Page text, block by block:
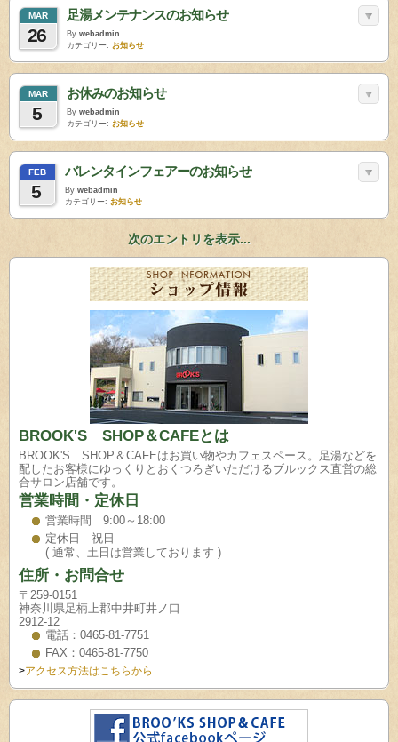
MAR
26
足湯メンテナンスのお知らせ
By webadmin
カテゴリー: お知らせ
MAR
5
お休みのお知らせ
By webadmin
カテゴリー: お知らせ
FEB
5
バレンタインフェアーのお知らせ
By webadmin
カテゴリー: お知らせ
次のエントリを表示...
BROOK'S SHOP＆CAFEとは
BROOK'S SHOP＆CAFEはお買い物やカフェスペース。足湯などを
配したお客様にゆっくりとおくつろぎいただけるブルックス直営の総
合サロン店舗です。
営業時間・定休日
営業時間 9:00～18:00
定休日 祝日
( 通常、土日は営業しております )
住所・お問合せ
〒259-0151
神奈川県足柄上郡中井町井ノ口
2912-12
電話：0465-81-7751
FAX：0465-81-7750
>アクセス方法はこちらから